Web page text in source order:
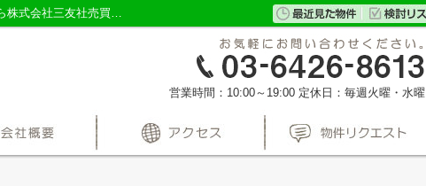
東嶺町シティハウスの過去掲載物件｜品川区・目黒区・大田区の不動産売買なら株式会社三友社売買センター
営業時間：10:00～19:00 定休日：毎週火曜・水曜